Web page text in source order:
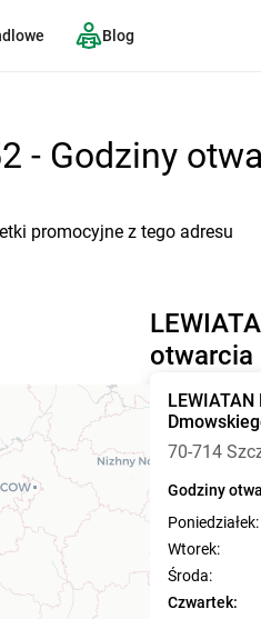
Blog
- Godziny
promocyjne z tego adresu
otwarcia
LEWIATAN
70-714
Godziny
Poniedziałek:
Wtorek:
Środa:
Czwartek: